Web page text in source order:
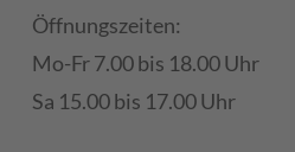
Öffnungszeiten:
Mo-Fr 7.00 bis 18.00 Uhr
Sa 15.00 bis 17.00 Uhr